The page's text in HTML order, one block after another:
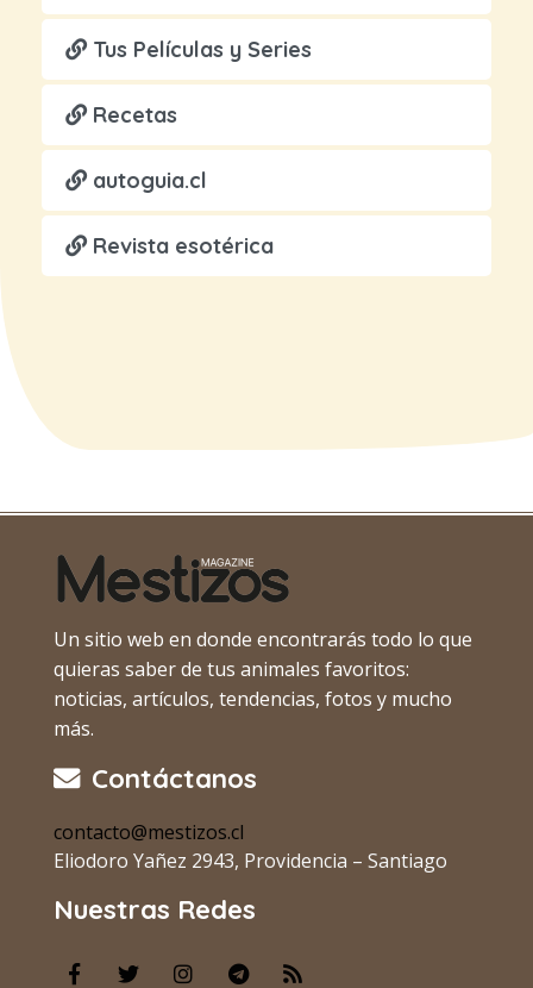
Tus Películas y Series
Recetas
autoguia.cl
Revista esotérica
Un sitio web en donde encontrarás todo lo que
quieras saber de tus animales favoritos:
noticias, artículos, tendencias, fotos y mucho
más.
Contáctanos
contacto@mestizos.cl
Eliodoro Yañez 2943, Providencia – Santiago
Nuestras Redes